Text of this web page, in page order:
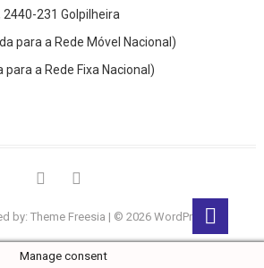
231 Golpilheira
para a Rede Móvel Nacional)
a Rede Fixa Nacional)
by:Theme Freesia | © 2026WordPress
Manage consent